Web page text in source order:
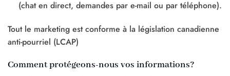
(chat en direct, demandes par e-mail ou par téléphone).
Tout le marketing est conforme à la législation canadienne
anti-pourriel (LCAP)
Comment protégeons-nous vos informations?